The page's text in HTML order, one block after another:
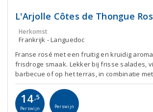
L'Arjolle Côtes de Thongue
Herkomst
Frankrijk - Languedoc
Franse rosé met een fruitig en kruidig
frisdroge smaak. Lekker bij frisse salades,
barbecue of op het terras, in combinatie
14,5
Perswijn Perswijn